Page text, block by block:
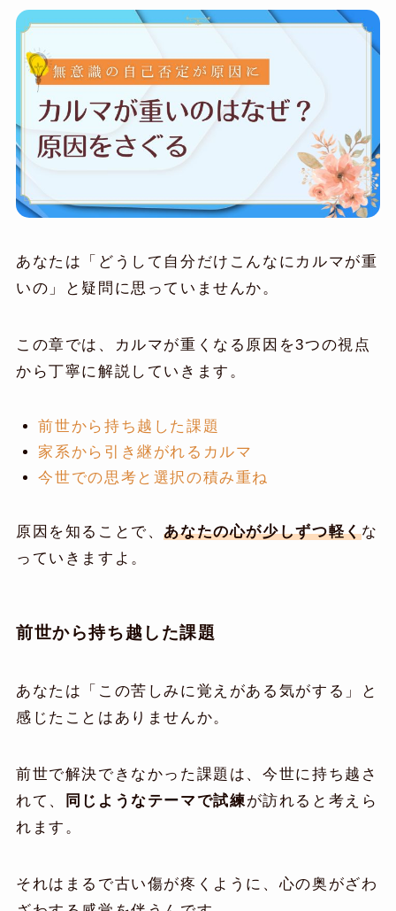
あなたは「どうして自分だけこんなにカルマが重
いの」と疑問に思っていませんか。
この章では、カルマが重くなる原因を3つの視点
から丁寧に解説していきます。
前世から持ち越した課題
家系から引き継がれるカルマ
今世での思考と選択の積み重ね
原因を知ることで、あなたの心が少しずつ軽くな
っていきますよ。
前世から持ち越した課題
あなたは「この苦しみに覚えがある気がする」と
感じたことはありませんか。
前世で解決できなかった課題は、今世に持ち越さ
れて、
同じようなテーマで試練が訪れると考えら
れます。
それはまるで古い傷が疼くように、心の奥がざわ